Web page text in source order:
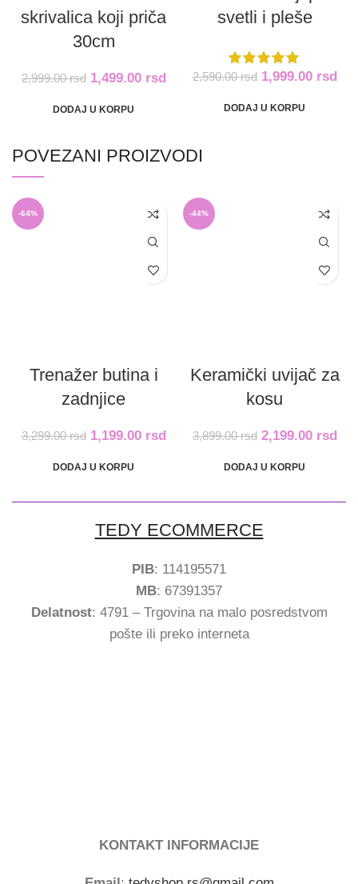
skrivalica koji priča
30cm
2,999.00rsd 1,499.00 rsd
DODAJ U KORPU
svetli i pleše
2,590.00rsd 1,999.00 rsd
DODAJ U KORPU
POVEZANI PROIZVODI
-64%
Trenažer butina i
zadnjice
3,299.00rsd 1,199.00 rsd
DODAJ U KORPU
-44%
Keramički uvijač za
kosu
3,899.00rsd 2,199.00 rsd
DODAJ U KORPU
TEDY ECOMMERCE
PIB: 114195571
MB: 67391357
Delatnost: 4791 – Trgovina na malo posredstvom
pošte ili preko interneta
KONTAKT INFORMACIJE